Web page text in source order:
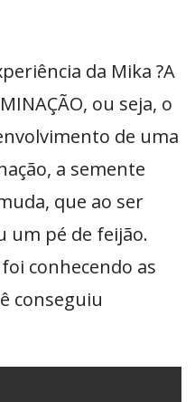
da Mika ?A
ou seja, o
de uma
a semente
que ao ser
um pé de feijão.
conhecendo as
conseguiu